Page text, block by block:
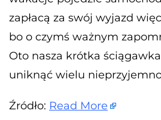
zapłacą za swój wyjazd
bo o czymś ważnym
Oto nasza krótka
uniknąć wielu
Źródło: Read More